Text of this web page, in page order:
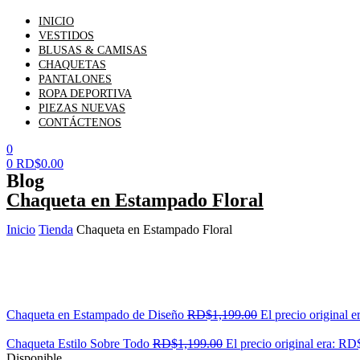
INICIO
VESTIDOS
BLUSAS & CAMISAS
CHAQUETAS
PANTALONES
ROPA DEPORTIVA
PIEZAS NUEVAS
CONTÁCTENOS
0
0 RD$0.00
Blog
Chaqueta en Estampado Floral
Inicio Tienda Chaqueta en Estampado Floral
Chaqueta en Estampado de Diseño RD$1,199.00 El precio original
Chaqueta Estilo Sobre Todo RD$1,199.00 El precio original era: